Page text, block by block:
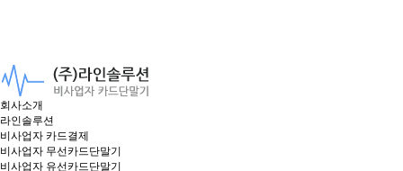
회사소개
라인솔루션
비사업자 카드결제
비사업자 무선카드단말기
비사업자 유선카드단말기